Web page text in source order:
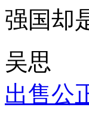
强国却
吴思
出售公